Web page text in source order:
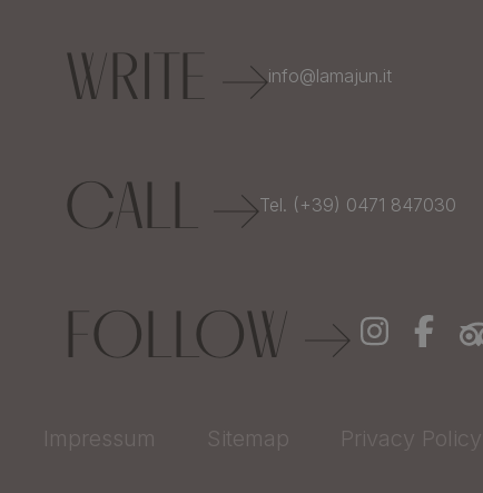
WRITE info@lamajun.it
CALL Tel. (+39) 0471 847030
FOLLOW
Impressum Sitemap Privacy Policy